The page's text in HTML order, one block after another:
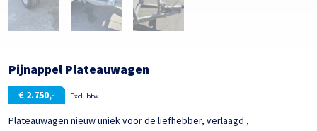
Pijnappel Plateauwagen
€ 2.750,- Excl. btw
Plateauwagen nieuw uniek voor de liefhebber, verlaagd ,